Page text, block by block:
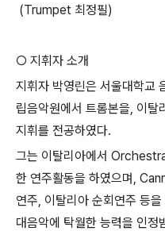
(Trumpet 최정필)
○ 지휘자 소개
지휘자 박영린은 서울대학교
립음악원에서 트롬본을, 이탈
지휘를 전공하였다.
그는 이탈리아에서
한 연주활동을 하였으며,
연주, 이탈리아 순회연주 등
대음악에 탁월한 능력을 인정